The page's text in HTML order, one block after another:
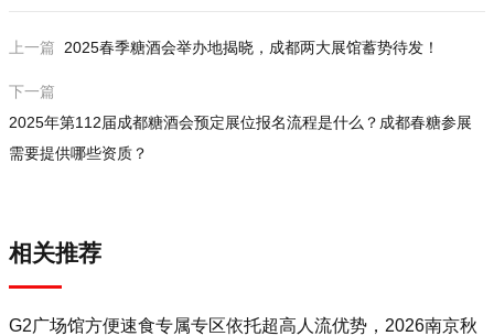
上一篇 2025春季糖酒会举办地揭晓，成都两大展馆蓄势待发！
下一篇
2025年第112届成都糖酒会预定展位报名流程是什么？成都春糖参展
需要提供哪些资质？
相关推荐
G2广场馆方便速食专属专区依托超高人流优势，2026南京秋